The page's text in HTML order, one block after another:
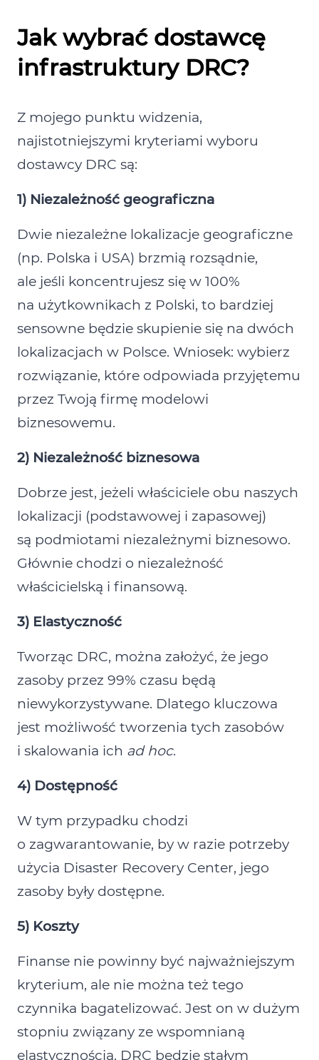
Jak wybrać dostawcę
infrastruktury DRC?
Z mojego punktu widzenia,
najistotniejszymi kryteriami wyboru
dostawcy DRC są:
1) Niezależność geograficzna
Dwie niezależne lokalizacje geograficzne
(np. Polska i USA) brzmią rozsądnie,
ale jeśli koncentrujesz się w 100%
na użytkownikach z Polski, to bardziej
sensowne będzie skupienie się na dwóch
lokalizacjach w Polsce. Wniosek: wybierz
rozwiązanie, które odpowiada przyjętemu
przez Twoją firmę modelowi
biznesowemu.
2) Niezależność biznesowa
Dobrze jest, jeżeli właściciele obu naszych
lokalizacji (podstawowej i zapasowej)
są podmiotami niezależnymi biznesowo.
Głównie chodzi o niezależność
właścicielską i finansową.
3) Elastyczność
Tworząc DRC, można założyć, że jego
zasoby przez 99% czasu będą
niewykorzystywane. Dlatego kluczowa
jest możliwość tworzenia tych zasobów
i skalowania ich ad hoc.
4) Dostępność
W tym przypadku chodzi
o zagwarantowanie, by w razie potrzeby
użycia Disaster Recovery Center, jego
zasoby były dostępne.
5) Koszty
Finanse nie powinny być najważniejszym
kryterium, ale nie można też tego
czynnika bagatelizować. Jest on w dużym
stopniu związany ze wspomnianą
elastycznością. DRC będzie stałym